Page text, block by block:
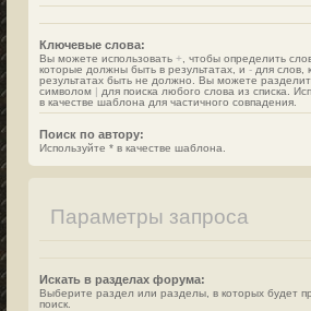
Ключевые слова:
Вы можете использовать + , чтобы определить
которые должны быть в результатах, и - для слов,
результатах быть не должно. Вы можете
символом | для поиска любого слова из списка.
в качестве шаблона для частичного совпадения.
Поиск по автору:
Используйте * в качестве шаблона.
Параметры запроса
Искать в разделах форума:
Выберите раздел или разделы, в которых будет
поиск.